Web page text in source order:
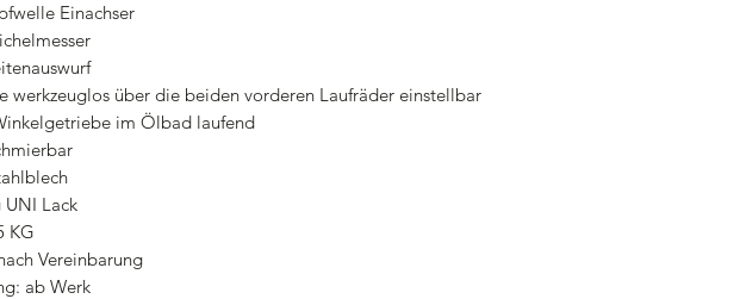
Einachser
werkzeuglos über die beiden vorderen Laufräder einstellbar
im Ölbad laufend
UNI Lack
KG
Vereinbarung
ab Werk